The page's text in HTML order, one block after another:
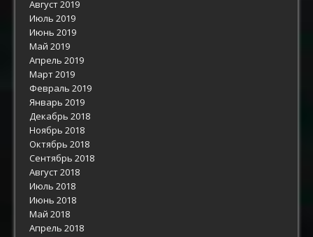
Август 2019
Июль 2019
Июнь 2019
Май 2019
Апрель 2019
Март 2019
Февраль 2019
Январь 2019
Декабрь 2018
Ноябрь 2018
Октябрь 2018
Сентябрь 2018
Август 2018
Июль 2018
Июнь 2018
Май 2018
Апрель 2018